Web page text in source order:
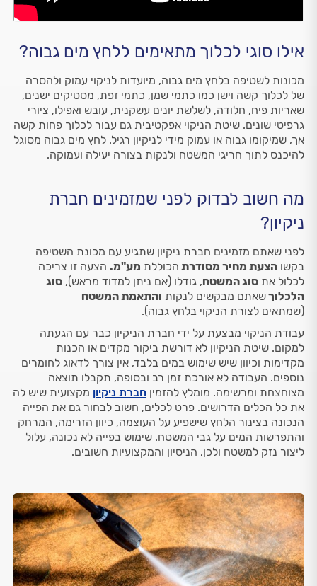
אילו סוגי לכלוך מתאימים ללחץ מים גבוה?
מכונות לשטיפה בלחץ מים גבוה, מיועדות לניקוי עמוק ולהסרה
של לכלוך קשה וישן כמו כתמי שמן, כתמי זפת, מסטיקים ישנים,
שאריות פיח, חלודה, לשלשת יונים עשקנית, עובש ואפילו, ציורי
גרפיטי שונים. שיטת הניקוי אפקטיבית גם עבור לכלוך פחות קשה
אך, שמיקומו גבוה או עמוק מידי לניקיון רגיל. לחץ מים גבוה מסוגל
להיכנס לתוך חריגי המשטח ולנקות בצורה יעילה ועמוקה.
מה חשוב לבדוק לפני שמזמינים חברת
ניקיון?
לפני שאתם מזמינים חברת ניקיון שתגיע עם מכונת השטיפה
בקשו הצעת מחיר מסודרת הכוללת מע"מ. הצעה זו צריכה
לכלול את סוג המשטח, גודלו (אם ניתן למדוד מראש), סוג
הלכלוךשאתם מבקשים לנקות והתאמת המשטח
(שמתאים לצורת הניקוי בלחץ גבוה).
עבודת הניקוי מבצעת על ידי חברת הניקיון כבר עם הגעתה
למקום. שיטת הניקיון לא דורשת ביקור מקדים או הכנות
מקדימות וכיוון שיש שימוש במים בלבד, אין צורך לדאוג לחומרים
נוספים. העבודה לא אורכת זמן רב ובסופה, תקבלו תוצאה
מצוחצחת ומרשימה. מומלץ להזמין חברת ניקיון מקצועית שיש לה
את כל הכלים הדרושים. פרט לכלים, חשוב לבחור גם את הפייה
הנכונה בצינור הלחץ שישפיע על העוצמה, כיוון הזרימה, המרחק
והתפרשות המים על גבי המשטח. שימוש בפייה לא נכונה, עלול
ליצור נזק למשטח ולכן, הניסיון והמקצועיות חשובים.